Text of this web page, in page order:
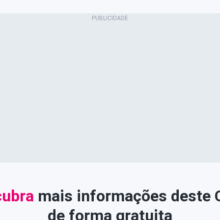
mais informações deste
de forma gratuita